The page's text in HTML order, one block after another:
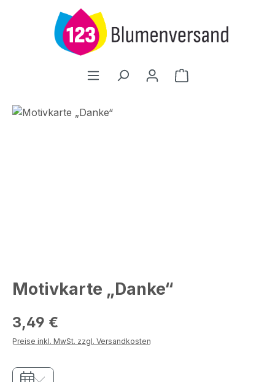
Zum Hauptinhalt springen
Warenkorb
Bildergalerie überspringen
Motivkarte „Danke“
Regulärer Preis:
3,49 €
Preise inkl. MwSt. zzgl. Versandkosten